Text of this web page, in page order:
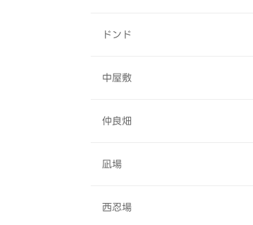
ドンド
中屋敷
仲良畑
凪場
西忍場